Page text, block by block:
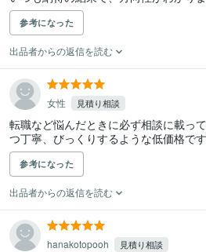
参考になった
出品者からの返信を読む
女性 見積り相談
転職など悩んだときに必ず相談に載っ
つ丁寧、びっくりするような低価格です
参考になった
出品者からの返信を読む
hanakotopooh 見積り相談